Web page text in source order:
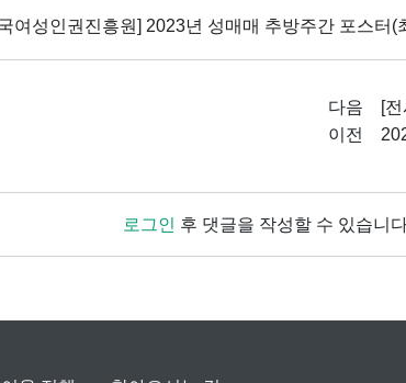
여성인권진흥원] 2023년 성매매 추방주간 포스터(
다음
[
이전
로그인 후 댓글을 작성할 수 있습니